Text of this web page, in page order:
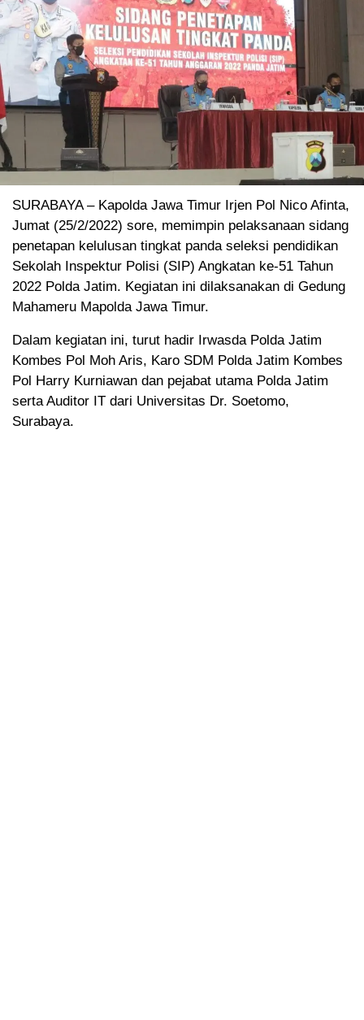
SURABAYA – Kapolda Jawa Timur Irjen Pol Nico Afinta,
Jumat (25/2/2022) sore, memimpin pelaksanaan sidang
penetapan kelulusan tingkat panda seleksi pendidikan
Sekolah Inspektur Polisi (SIP) Angkatan ke-51 Tahun
2022 Polda Jatim. Kegiatan ini dilaksanakan di Gedung
Mahameru Mapolda Jawa Timur.
Dalam kegiatan ini, turut hadir Irwasda Polda Jatim
Kombes Pol Moh Aris, Karo SDM Polda Jatim Kombes
Pol Harry Kurniawan dan pejabat utama Polda Jatim
serta Auditor IT dari Universitas Dr. Soetomo,
Surabaya.